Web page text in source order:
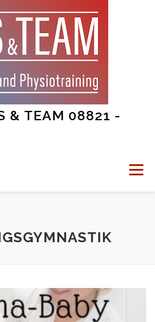
& TEAM 08821 -
Menu